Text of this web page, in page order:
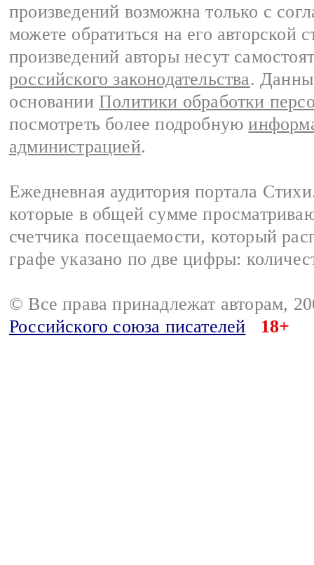
произведений возможна только с
можете обратиться на его авторской
произведений авторы несут
российского законодательства.
основании Политики обработки
посмотреть более подробную
администрацией.
Ежедневная аудитория портала
которые в общей сумме
счетчика посещаемости, который
графе указано по две цифры:
© Все права принадлежат авторам,
Российского союза писателей
18+